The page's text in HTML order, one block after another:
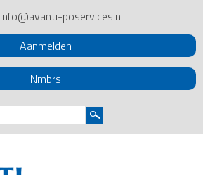
info@avanti-poservices.nl
Aanmelden
Nmbrs